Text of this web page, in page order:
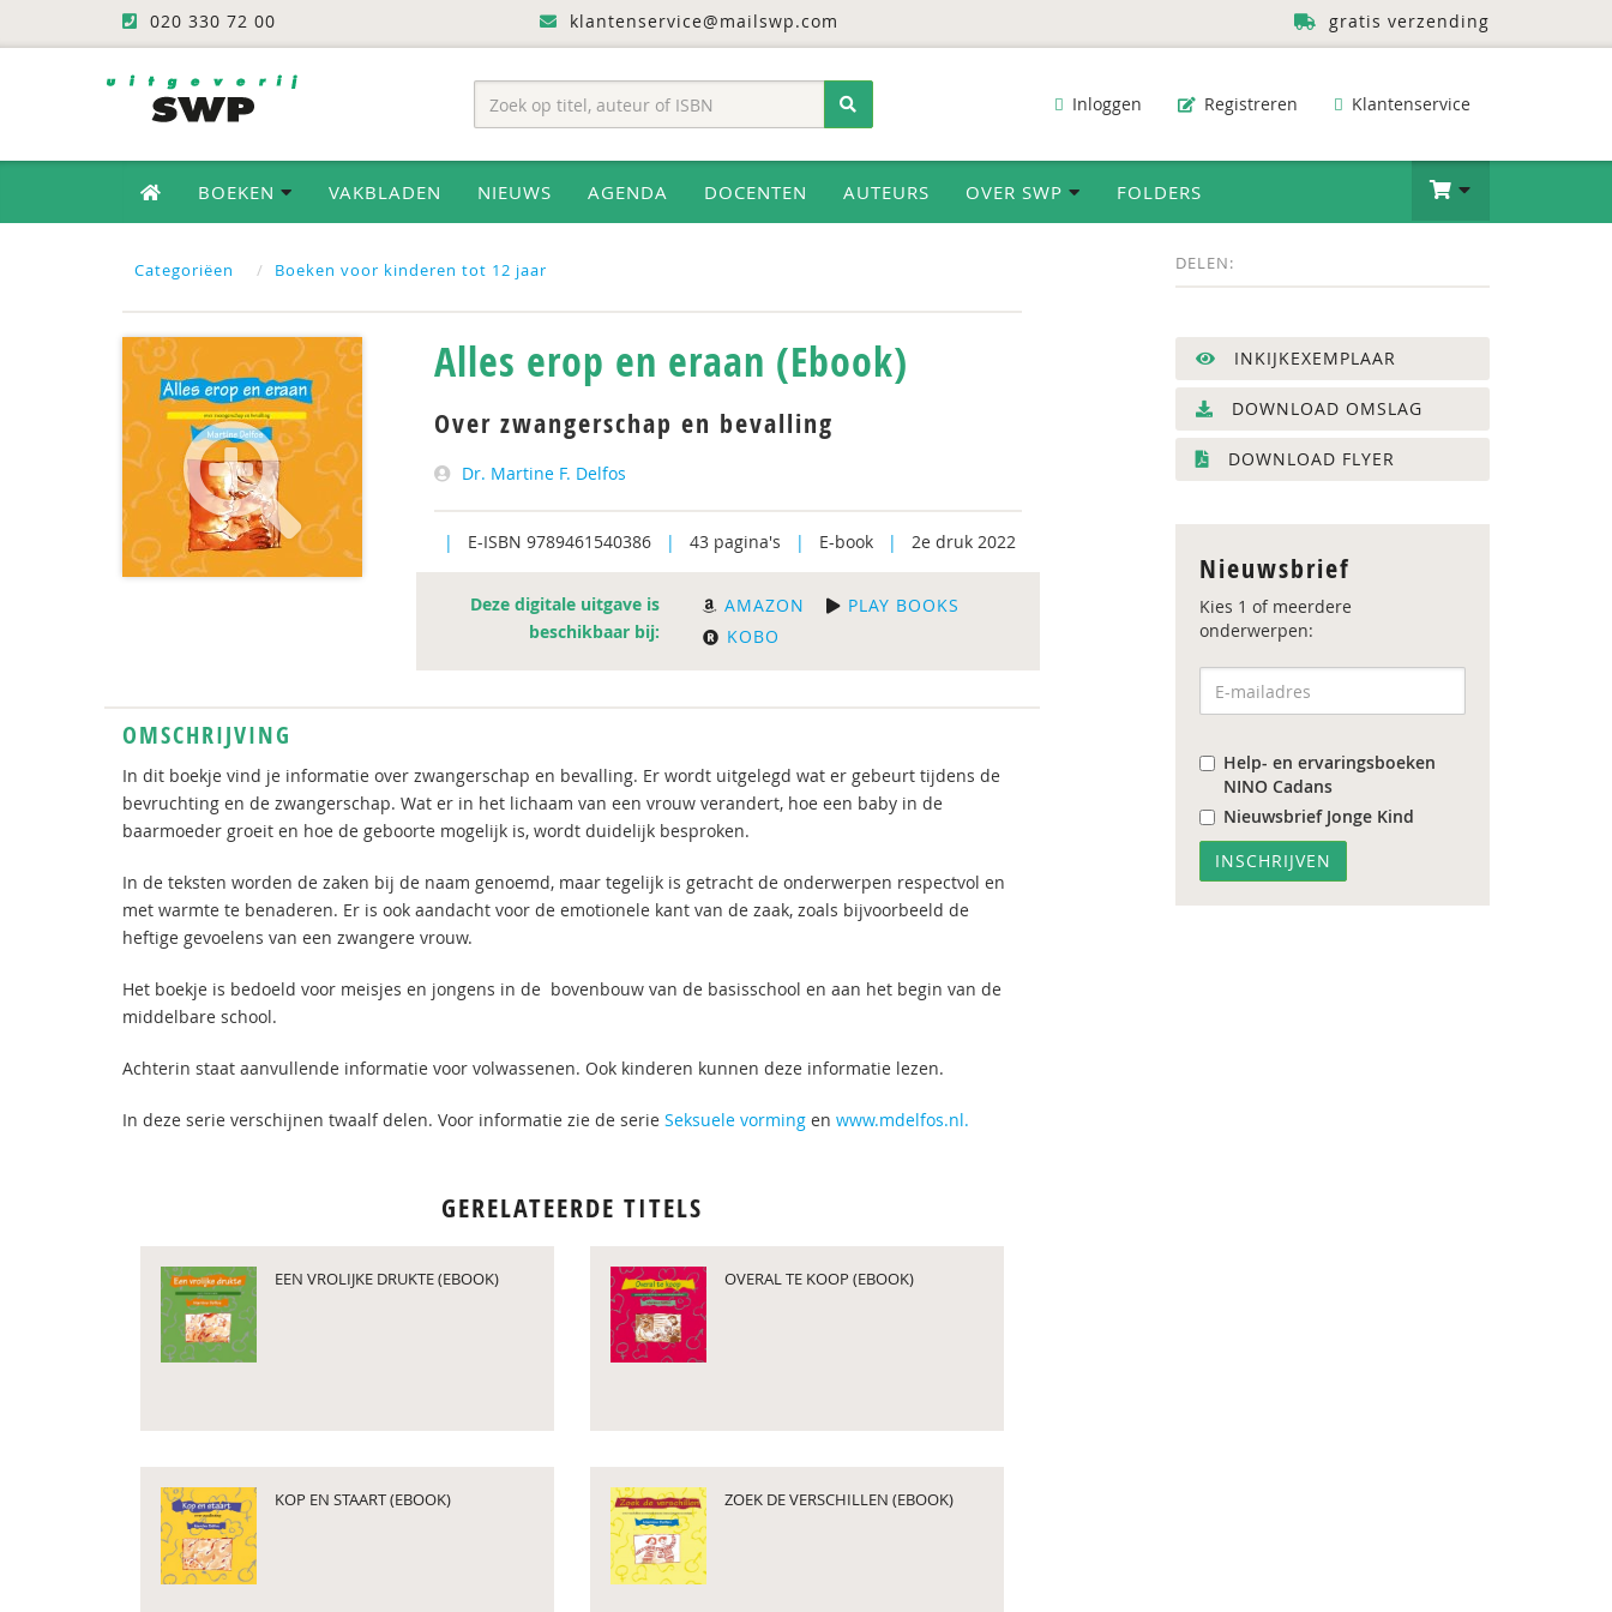
020 330 72 00 klantenservice@mailswp.com gratis verzending
Inloggen Registreren Klantenservice
BOEKEN VAKBLADEN NIEUWS AGENDA DOCENTEN AUTEURS OVER SWP FOLDERS
Categoriëen Boeken voor kinderen tot 12 jaar DELEN:
Alles erop en eraan (Ebook)
Over zwangerschap en bevalling
Dr. Martine F. Delfos
| E-ISBN 9789461540386 | 43 pagina's | E-book | 2e druk 2022
Deze digitale uitgave is
beschikbaar bij:
AMAZON
PLAY BOOKS
KOBO
OMSCHRIJVING
In dit boekje vind je informatie over zwangerschap en bevalling. Er wordt uitgelegd wat er gebeurt tijdens de
bevruchting en de zwangerschap. Wat er in het lichaam van een vrouw verandert, hoe een baby in de
baarmoeder groeit en hoe de geboorte mogelijk is, wordt duidelijk besproken.
In de teksten worden de zaken bij de naam genoemd, maar tegelijk is getracht de onderwerpen respectvol en
met warmte te benaderen. Er is ook aandacht voor de emotionele kant van de zaak, zoals bijvoorbeeld de
heftige gevoelens van een zwangere vrouw.
Het boekje is bedoeld voor meisjes en jongens in de bovenbouw van de basisschool en aan het begin van de
middelbare school.
Achterin staat aanvullende informatie voor volwassenen. Ook kinderen kunnen deze informatie lezen.
In deze serie verschijnen twaalf delen. Voor informatie zie de serie Seksuele vorming en www.mdelfos.nl.
GERELATEERDE TITELS
EEN VROLIJKE DRUKTE (EBOOK) OVERAL TE KOOP (EBOOK)
KOP EN STAART (EBOOK) ZOEK DE VERSCHILLEN (EBOOK)
INKIJKEXEMPLAAR
DOWNLOAD OMSLAG
DOWNLOAD FLYER
Nieuwsbrief
Kies 1 of meerdere
onderwerpen:
Help- en ervaringsboeken
NINO Cadans
Nieuwsbrief Jonge Kind